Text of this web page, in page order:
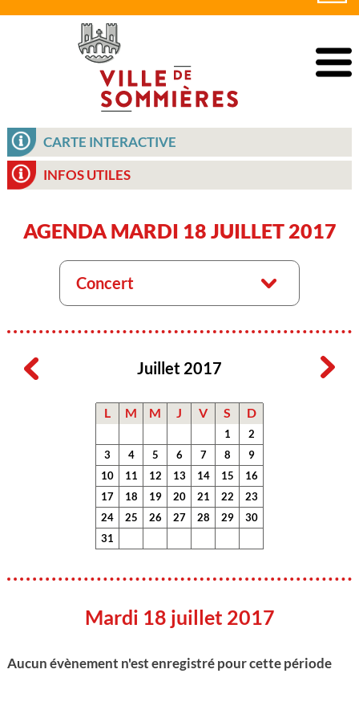
CARTE INTERACTIVE
INFOS UTILES
AGENDA MARDI 18 JUILLET 2017
Concert
Juillet 2017
L M M J V S D
1
2
3
4 5 6 7 8
9
10
11 12 13 14 15
16
17
18 19 20 21 22
23
24
25 26 27 28 29
30
31
Mardi 18 juillet 2017
Aucun évènement n'est enregistré pour cette période